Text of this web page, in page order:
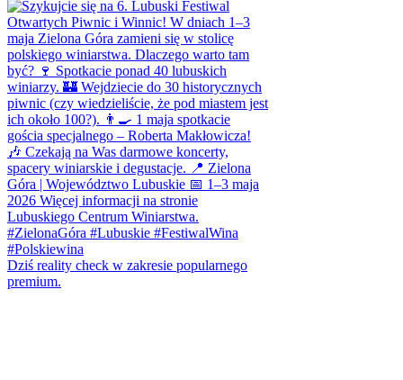
Dziś reality check w zakresie popularnego
premium.